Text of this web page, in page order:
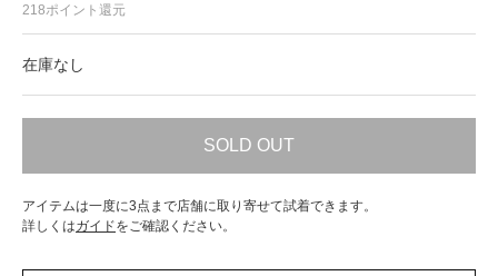
218ポイント還元
在庫なし
SOLD OUT
アイテムは一度に3点まで店舗に取り寄せて試着できます。
詳しくはガイドをご確認ください。